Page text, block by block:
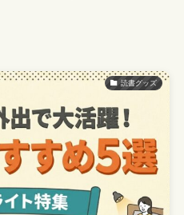
読書グッズ